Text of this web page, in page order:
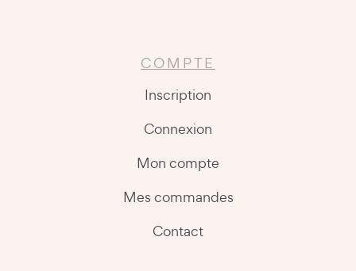
COMPTE
Inscription
Connexion
Mon compte
Mes commandes
Contact